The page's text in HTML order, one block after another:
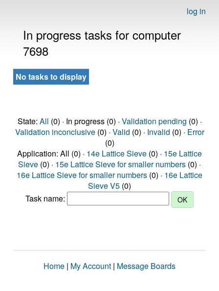
log in
In progress tasks for computer
7698
No tasks to display
State: All (0) · In progress (0) · Validation pending (0) ·
Validation inconclusive(0) · Valid (0) · Invalid (0) · Error
(0)
Application: All (0) · 14e Lattice Sieve (0) · 15e Lattice
Sieve (0) · 15e Lattice Sieve for smaller numbers (0) ·
16e Lattice Sieve for smaller numbers (0) · 16e Lattice
Sieve V5 (0)
Task name:
Home | My Account | Message Boards